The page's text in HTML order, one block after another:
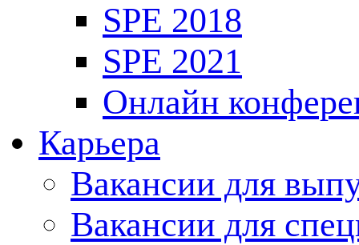
SPE 2018
SPE 2021
Онлайн
Карьера
Вакансии для
Вакансии для